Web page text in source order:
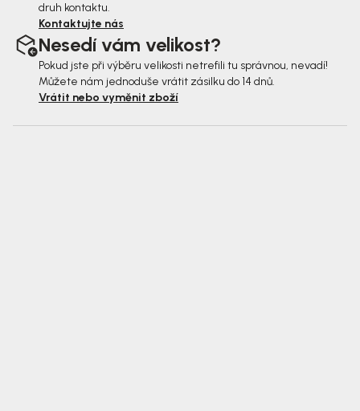
druh kontaktu.
Kontaktujte nás
Nesedí vám velikost?
Pokud jste při výběru velikosti netrefili tu správnou, nevadí!
Můžete nám jednoduše vrátit zásilku do 14 dnů.
Vrátit nebo vyměnit zboží